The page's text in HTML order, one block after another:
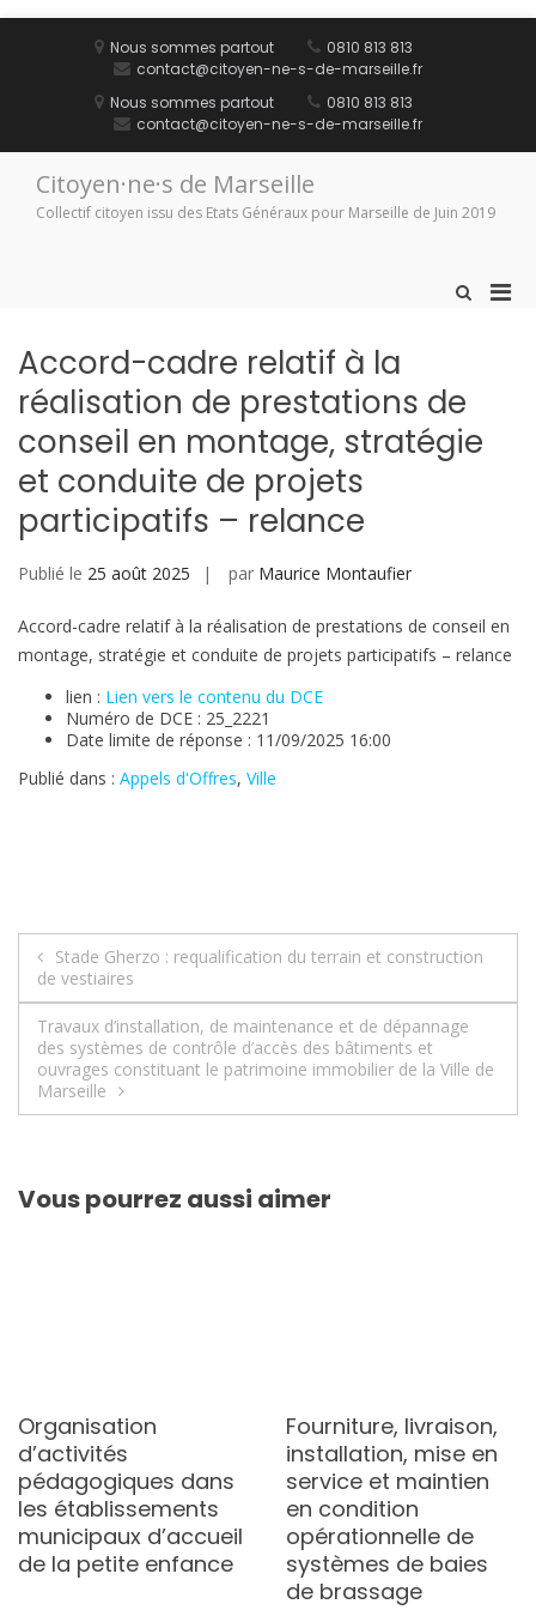
Nous sommes partout
0810 813 813
contact@citoyen-ne-s-de-marseille.fr
Nous sommes partout
0810 813 813
contact@citoyen-ne-s-de-marseille.fr
Citoyen·ne·s de Marseille
Collectif citoyen issu des Etats Généraux pour Marseille de Juin 2019
Afficher
Accord-cadre relatif à la
réalisation de prestations de
conseil en montage, stratégie
et conduite de projets
participatifs – relance
Publié le 25 août 2025 par Maurice Montaufier
Accord-cadre relatif à la réalisation de prestations de conseil en
montage, stratégie et conduite de projets participatifs – relance
lien : Lien vers le contenu du DCE
Numéro de DCE : 25_2221
Date limite de réponse : 11/09/2025 16:00
Publié dans : Appels d'Offres, Ville
Navigation
de
l’article
Stade Gherzo : requalification du terrain et construction
de vestiaires
Travaux d’installation, de maintenance et de dépannage
des systèmes de contrôle d’accès des bâtiments et
ouvrages constituant le patrimoine immobilier de la Ville de
Marseille
Vous pourrez aussi aimer
Organisation
d’activités
pédagogiques dans
les établissements
municipaux d’accueil
de la petite enfance
Fourniture, livraison,
installation, mise en
service et maintien
en condition
opérationnelle de
systèmes de baies
de brassage